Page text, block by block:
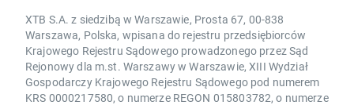
XTB S.A. z siedzibą w Warszawie, Prosta 67, 00-838
Warszawa, Polska, wpisana do rejestru przedsiębiorców
Krajowego Rejestru Sądowego prowadzonego przez Sąd
Rejonowy dla m.st. Warszawy w Warszawie, XIII Wydział
Gospodarczy Krajowego Rejestru Sądowego pod numerem
KRS 0000217580, o numerze REGON 015803782, o numerze